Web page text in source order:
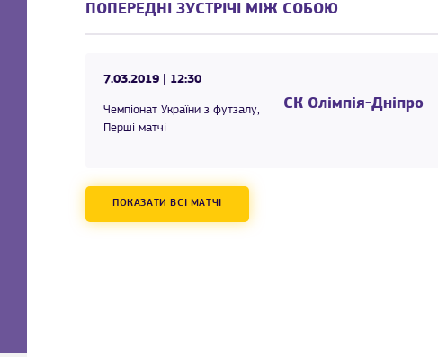
ПОПЕРЕДНІ ЗУСТРІЧІ МІЖ СОБОЮ
7.03.2019 | 12:30
Чемпіонат України з футзалу,
Перші матчі
СК Олімпія-Дніпро
ПОКАЗАТИ ВСІ МАТЧІ